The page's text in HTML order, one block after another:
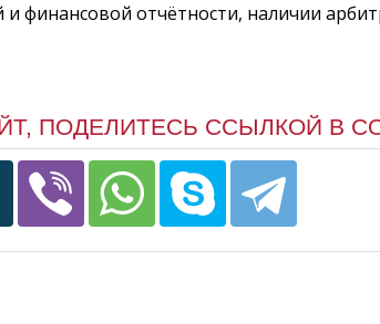
и финансовой отчётности, наличии
ПОДЕЛИТЕСЬ ССЫЛКОЙ В